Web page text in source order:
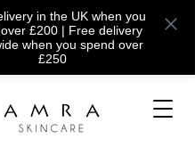
in the UK when you
£200 | Free delivery
when you spend over
£250